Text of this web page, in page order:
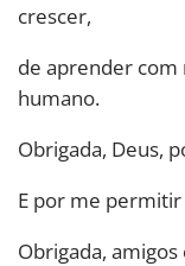
crescer,
de aprender
humano.
Obrigada, Deus,
E por me
Obrigada,